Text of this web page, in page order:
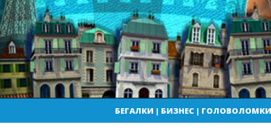
БЕГАЛКИ | БИЗНЕС| ГОЛОВОЛОМКИ